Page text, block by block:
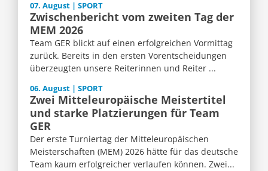
07. August | SPORT
Zwischenbericht vom zweiten Tag der
MEM 2026
Team GER blickt auf einen erfolgreichen Vormittag
zurück. Bereits in den ersten Vorentscheidungen
überzeugten unsere Reiterinnen und Reiter ...
06. August | SPORT
Zwei Mitteleuropäische Meistertitel
und starke Platzierungen für Team
GER
Der erste Turniertag der Mitteleuropäischen
Meisterschaften (MEM) 2026 hätte für das deutsche
Team kaum erfolgreicher verlaufen können. Zwei...